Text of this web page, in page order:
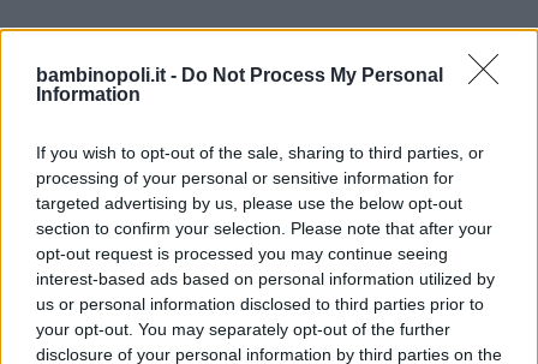
bambinopoli.it - Do Not Process My Personal
Information
If you wish to opt-out of the sale, sharing to third parties, or
processing of your personal or sensitive information for
targeted advertising by us, please use the below opt-out
section to confirm your selection. Please note that after your
opt-out request is processed you may continue seeing
interest-based ads based on personal information utilized by
us or personal information disclosed to third parties prior to
your opt-out. You may separately opt-out of the further
disclosure of your personal information by third parties on the
MUSEI PER BAMBINI • ETNOGRAFIA